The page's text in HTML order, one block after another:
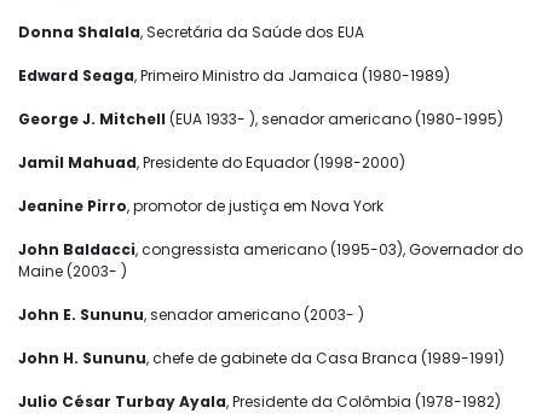
Donna Shalala, Secretária da Saúde dos EUA
Edward Seaga, Primeiro Ministro da Jamaica (1980-1989)
George J. Mitchell (EUA 1933- ), senador americano (1980-1995)
Jamil Mahuad, Presidente do Equador (1998-2000)
Jeanine Pirro, promotor de justiça em Nova York
John Baldacci, congressista americano (1995-03), Governador do
Maine (2003- )
John E. Sununu, senador americano (2003- )
John H. Sununu, chefe de gabinete da Casa Branca (1989-1991)
Julio César Turbay Ayala, Presidente da Colômbia (1978-1982)